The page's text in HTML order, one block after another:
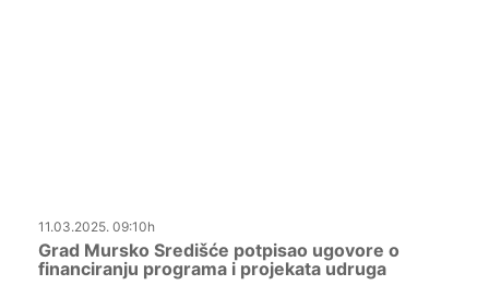
11.03.2025. 09:10h
Grad Mursko Središće potpisao ugovore o
financiranju programa i projekata udruga